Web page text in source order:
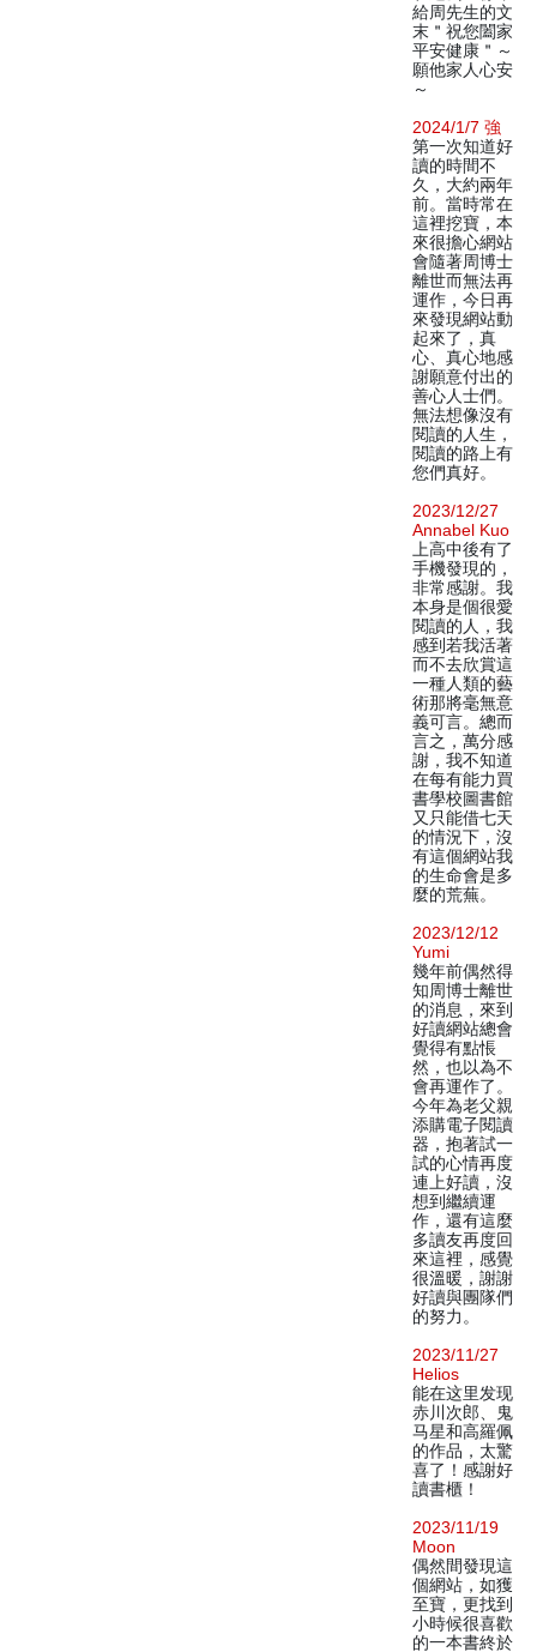
給周先生的文
末＂祝您闔家
平安健康＂～
願他家人心安
～
2024/1/7 強
第一次知道好
讀的時間不
久，大約兩年
前。當時常在
這裡挖寶，本
來很擔心網站
會隨著周博士
離世而無法再
運作，今日再
來發現網站動
起來了，真
心、真心地感
謝願意付出的
善心人士們。
無法想像沒有
閱讀的人生，
閱讀的路上有
您們真好。
2023/12/27
Annabel Kuo
上高中後有了
手機發現的，
非常感謝。我
本身是個很愛
閱讀的人，我
感到若我活著
而不去欣賞這
一種人類的藝
術那將毫無意
義可言。總而
言之，萬分感
謝，我不知道
在每有能力買
書學校圖書館
又只能借七天
的情況下，沒
有這個網站我
的生命會是多
麼的荒蕪。
2023/12/12
Yumi
幾年前偶然得
知周博士離世
的消息，來到
好讀網站總會
覺得有點悵
然，也以為不
會再運作了。
今年為老父親
添購電子閱讀
器，抱著試一
試的心情再度
連上好讀，沒
想到繼續運
作，還有這麼
多讀友再度回
來這裡，感覺
很溫暖，謝謝
好讀與團隊們
的努力。
2023/11/27
Helios
能在这里发现
赤川次郎、鬼
马星和高羅佩
的作品，太驚
喜了！感謝好
讀書櫃！
2023/11/19
Moon
偶然間發現這
個網站，如獲
至寶，更找到
小時候很喜歡
的一本書終於